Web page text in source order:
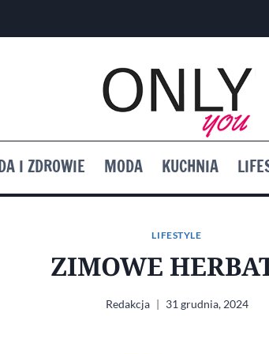
I ZDROWIE MODA KUCHNIA
LIFESTYLE
ZIMOWE
Redakcja 31 grudnia, 2024